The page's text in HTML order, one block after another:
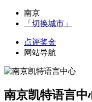
南京
「切换城市」
点评奖金
网站导航
南京凯特语言中